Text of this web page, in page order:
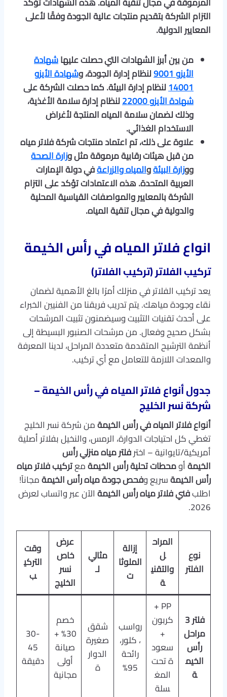
التزام الشركة بتقديم منتجات عالية الجودة وفقًا لأعلى
المعايير الدولية.
من بين أبرز الشهادات التي حصلت عليهاشهادة
الأيزو 9001
لنظام إدارة الجودة، وشهادة الأيزو
14001لنظام إدارة البيئة. كما حصلت الشركة على
شهادة الأيزو 22000
لنظام إدارة سلامة الأغذية،
وذلك لضمان سلامة المياه المنتجة لأغراض
الاستخدام الغذائي.
علاوة على ذلك، تم اعتماد منتجات شركة فلاتر مياه
من قبل هيئات رقابية مرموقة مثل وزارة الصحة
ووزارة البيئةوالمياه والزراعةفي دولة الإمارات
العربية المتحدة. هذه الاعتمادات تؤكد على التزام
الشركة بالمعايير والمواصفات القياسية المحلية
والدولية في مجال تنقية المياه.
انواع فلاتر المياه في رأس الخيمة
تركيب الفلاتر (تركيب الفلاتر)
يعد تركيب الفلاتر في منزلك أمرًا بالغ الأهمية لضمان
نقاء وجودة مياهك. يتم تدريب فريقنا من الفنيين الخبراء
على أحدث تقنيات التثبيت وسيضمنون تثبيت المرشحات
بشكل صحيح وفعال. من مرشحات الصنبور البسيطة إلى
أنظمة الترشيح المتقدمة متعددة المراحل، لدينا المعرفة
والمعدات اللازمة للتعامل مع أي تركيب.
جدول أنواع فلاتر المياه في رأس الخيمة –
شركة نسر الخليج
أنواع فلاتر المياه في رأس الخيمةمن شركة نسر الخليج
تغطي كل احتياجات الدوارة، الرمس، والنخيل بفلاتر أصلية
أمريكية/تايوانية – اخترفلتر مياه منزلي رأس
الخيمةأومحطات تحلية رأس الخيمةمعتركيب فلاتر مياه
رأس الخيمةسريع وفحص جودة مياه رأس الخيمةمجاناً!
اطلبفني فلاتر مياه رأس الخيمةالآن عبر واتساب لعرض
2026.
نوع
الفلتر
المراح
ل
والتقني
ة
إزالة
الملوثا
ت
مثالي
لـ
عرض
خاص
نسر
الخليج
وقت
التركي
ب
فلتر 3
مراحل
رأس
الخيم
ة
PP +
كربون
+
سعود
ة تحت
المغ
سلة
رواسب
، كلور،
رائحة
95%
شقق
صغيرة
الدوار
ة
خصم
30% +
صيانة
أولى
مجانية
30-
45
دقيقة